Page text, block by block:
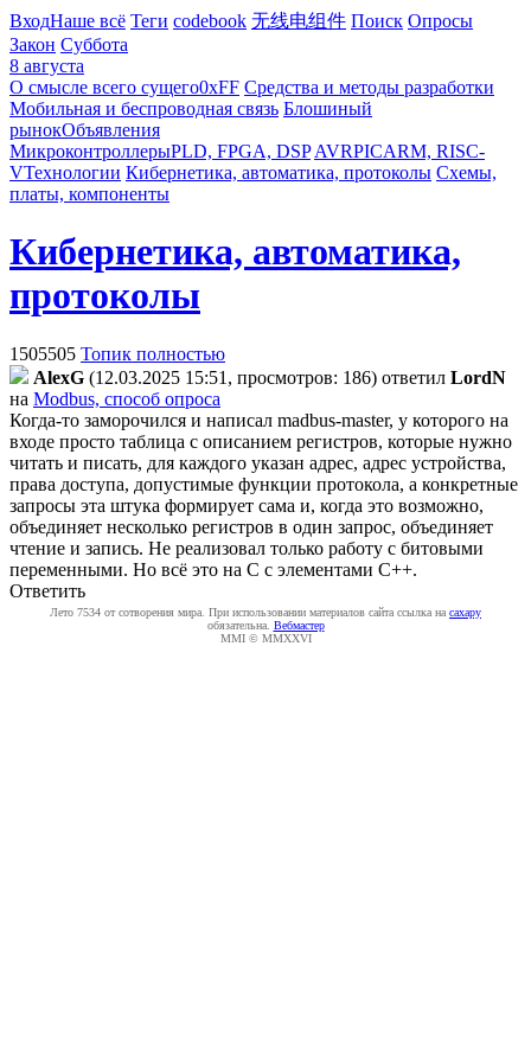
ВходНаше всё Теги codebook 无线电组件 Поиск Опросы
Закон Суббота
8 августа
О смысле всего сущего0xFF Средства и методы разработки
Мобильная и беспроводная связь Блошиный
рынокОбъявления
МикроконтроллерыPLD, FPGA, DSP AVRPICARM, RISC-
VТехнологии Кибернетика, автоматика, протоколы Схемы,
платы, компоненты
Кибернетика, автоматика,
протоколы
1505505 Топик полностью
AlexG (12.03.2025 15:51, просмотров: 186) ответил LordN
на Modbus, способ опроса
Когда-то заморочился и написал madbus-master, у которого на
входе просто таблица с описанием регистров, которые нужно
читать и писать, для каждого указан адрес, адрес устройства,
права доступа, допустимые функции протокола, а конкретные
запросы эта штука формирует сама и, когда это возможно,
объединяет несколько регистров в один запрос, объединяет
чтение и запись. Не реализовал только работу с битовыми
переменными. Но всё это на С с элементами C++.
Ответить
Лето 7534 от сотворения мира. При использовании материалов сайта ссылка на caxapу
обязательна. Вебмастер
MMI © MMXXVI